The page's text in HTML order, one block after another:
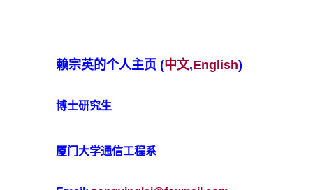
赖宗英的个人主页 (中文,English)
博士研究生
厦门大学通信工程系